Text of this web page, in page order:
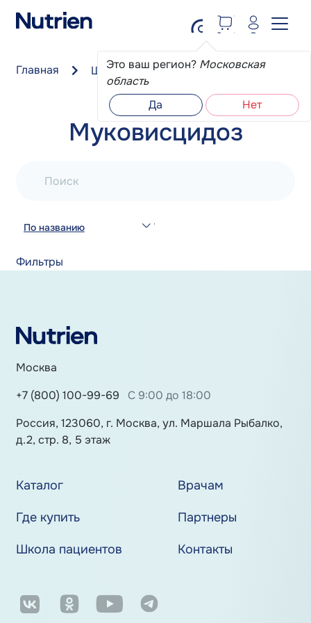
Это ваш регион? Московская
область
Да
Нет
Главная Школа пациента Муковисцидоз
Муковисцидоз
Поиск
По названию
Фильтры
Москва
+7 (800) 100-99-69
С 9:00 до 18:00
Россия, 123060, г. Москва, ул. Маршала Рыбалко,
д.2, стр. 8, 5 этаж
Каталог
Врачам
Где купить
Партнеры
Школа пациентов
Контакты